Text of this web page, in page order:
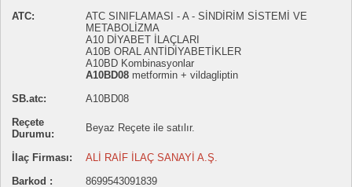
ATC:
ATC SINIFLAMASI - A - SİNDİRİM SİSTEMİ VE
METABOLİZMA
A10 DİYABET İLAÇLARI
A10B ORAL ANTİDİYABETİKLER
A10BD Kombinasyonlar
A10BD08 metformin + vildagliptin
SB.atc:
A10BD08
Reçete
Durumu:
Beyaz Reçete ile satılır.
İlaç Firması:
ALİ RAİF İLAÇ SANAYİ A.Ş.
Barkod :
8699543091839